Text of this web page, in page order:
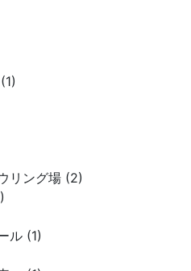
リング場 (2)
ル (1)